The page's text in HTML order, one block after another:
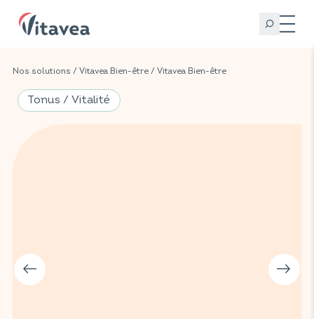
Nos solutions / Vitavea Bien-être / Vitavea Bien-être
Tonus / Vitalité